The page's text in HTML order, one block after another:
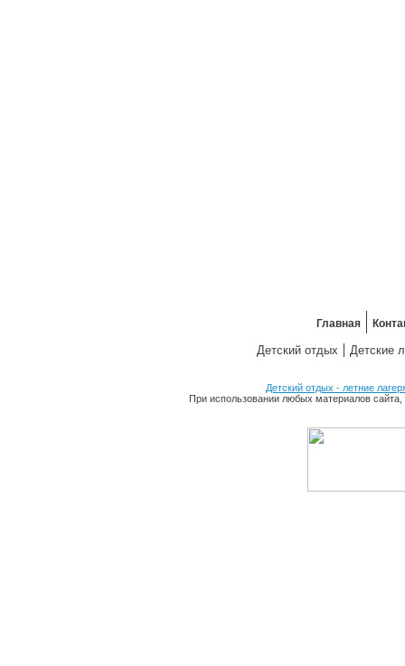
Главная
Детский отдых Детские
Детский отдых - летние
При использовании любых материалов